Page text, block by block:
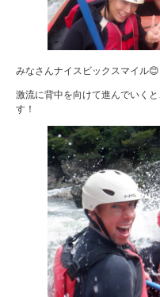
みなさんナイスビックスマイル😊
激流に背中を向けて進んでいく
す！